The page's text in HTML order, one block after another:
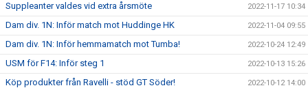
Suppleanter valdes vid extra årsmöte 2022-11-17 10:34
Dam div. 1N: Inför match mot Huddinge HK 2022-11-04 09:55
Dam div. 1N: Inför hemmamatch mot Tumba! 2022-10-24 12:49
USM för F14: Inför steg 1 2022-10-13 15:26
Köp produkter från Ravelli - stöd GT Söder! 2022-10-12 14:00